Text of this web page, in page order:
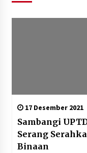
17 Desember 2021
Sambangi
Serang
Binaan